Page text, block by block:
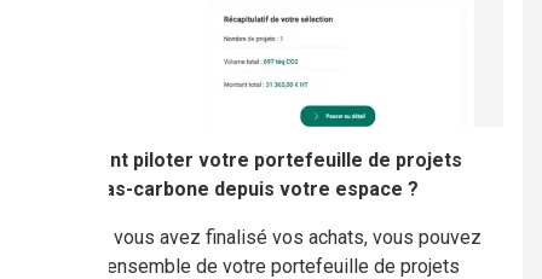
Comment piloter votre portefeuille de projets
Label bas-carbone depuis votre espace ?
Lorsque vous avez finalisé vos achats, vous pouvez
piloter l’ensemble de votre portefeuille de projets